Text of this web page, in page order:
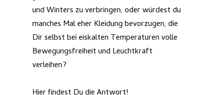
und Winters zu verbringen, oder würdest du
manches Mal eher Kleidung bevorzugen, die
Dir selbst bei eiskalten Temperaturen volle
Bewegungsfreiheit und Leuchtkraft
verleihen?